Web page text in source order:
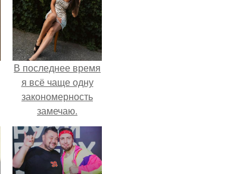
В последнее время
я всё чаще одну
закономерность
замечаю.